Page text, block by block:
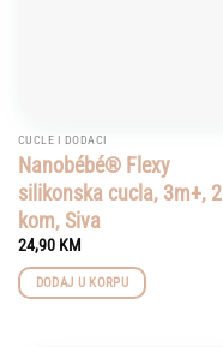
CUCLE I DODACI
Nanobébé® Flexy
silikonska cucla, 3m+, 2
kom, Siva
24,90 KM
DODAJ U KORPU